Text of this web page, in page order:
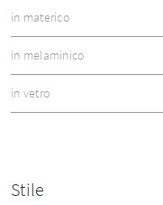
in materico
in melaminico
in vetro
Stile